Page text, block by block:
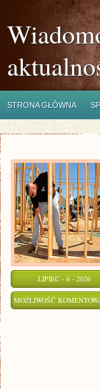
STRONA GŁÓWNA
LIPIEC - 6 - 2026
MOŻLIWOŚĆ